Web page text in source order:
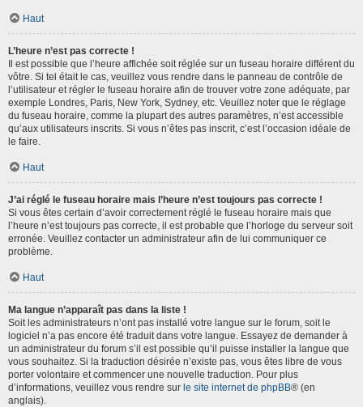
Haut
L’heure n’est pas correcte !
Il est possible que l’heure affichée soit réglée sur un fuseau horaire différent du
vôtre. Si tel était le cas, veuillez vous rendre dans le panneau de contrôle de
l’utilisateur et régler le fuseau horaire afin de trouver votre zone adéquate, par
exemple Londres, Paris, New York, Sydney, etc. Veuillez noter que le réglage
du fuseau horaire, comme la plupart des autres paramètres, n’est accessible
qu’aux utilisateurs inscrits. Si vous n’êtes pas inscrit, c’est l’occasion idéale de
le faire.
Haut
J’ai réglé le fuseau horaire mais l’heure n’est toujours pas correcte !
Si vous êtes certain d’avoir correctement réglé le fuseau horaire mais que
l’heure n’est toujours pas correcte, il est probable que l’horloge du serveur soit
erronée. Veuillez contacter un administrateur afin de lui communiquer ce
problème.
Haut
Ma langue n’apparaît pas dans la liste !
Soit les administrateurs n’ont pas installé votre langue sur le forum, soit le
logiciel n’a pas encore été traduit dans votre langue. Essayez de demander à
un administrateur du forum s’il est possible qu’il puisse installer la langue que
vous souhaitez. Si la traduction désirée n’existe pas, vous êtes libre de vous
porter volontaire et commencer une nouvelle traduction. Pour plus
d’informations, veuillez vous rendre sur le site internet de phpBB® (en
anglais).